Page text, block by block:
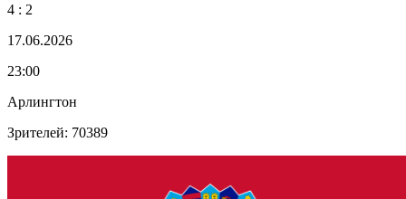
4 : 2
17.06.2026
23:00
Арлингтон
Зрителей: 70389